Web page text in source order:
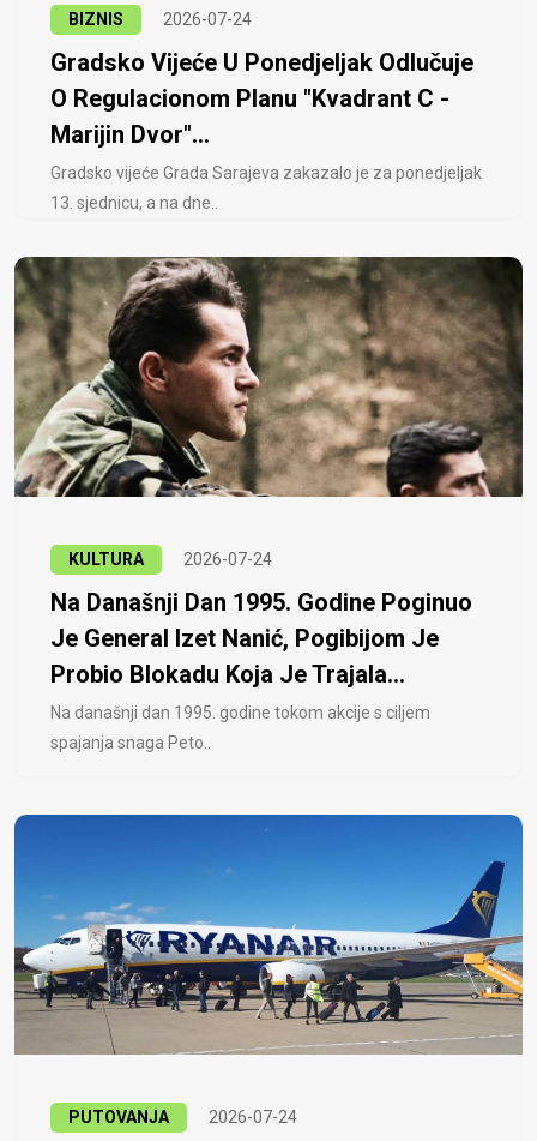
BIZNIS 2026-07-24
Gradsko Vijeće U Ponedjeljak Odlučuje
O Regulacionom Planu "Kvadrant C -
Marijin Dvor"...
Gradsko vijeće Grada Sarajeva zakazalo je za ponedjeljak
13. sjednicu, a na dne..
KULTURA 2026-07-24
Na Današnji Dan 1995. Godine Poginuo
Je General Izet Nanić, Pogibijom Je
Probio Blokadu Koja Je Trajala...
Na današnji dan 1995. godine tokom akcije s ciljem
spajanja snaga Peto..
PUTOVANJA 2026-07-24